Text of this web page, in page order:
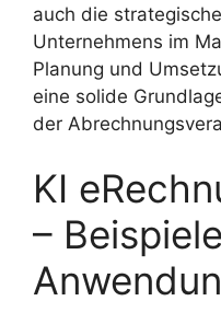
auch die
Unternehmens im
Planung und
eine solide
der
KI
–